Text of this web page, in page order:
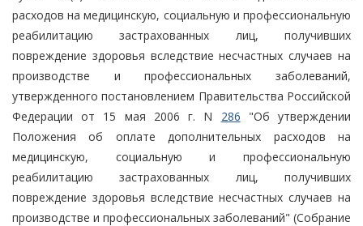
расходов на медицинскую, социальную и профессиональную
реабилитацию застрахованных лиц, получивших
повреждение здоровья вследствие несчастных случаев на
производстве и профессиональных заболеваний,
утвержденного постановлением Правительства Российской
Федерации от 15 мая 2006 г. N 286 "Об утверждении
Положения об оплате дополнительных расходов на
медицинскую, социальную и профессиональную
реабилитацию застрахованных лиц, получивших
повреждение здоровья вследствие несчастных случаев на
производстве и профессиональных заболеваний" (Собрание